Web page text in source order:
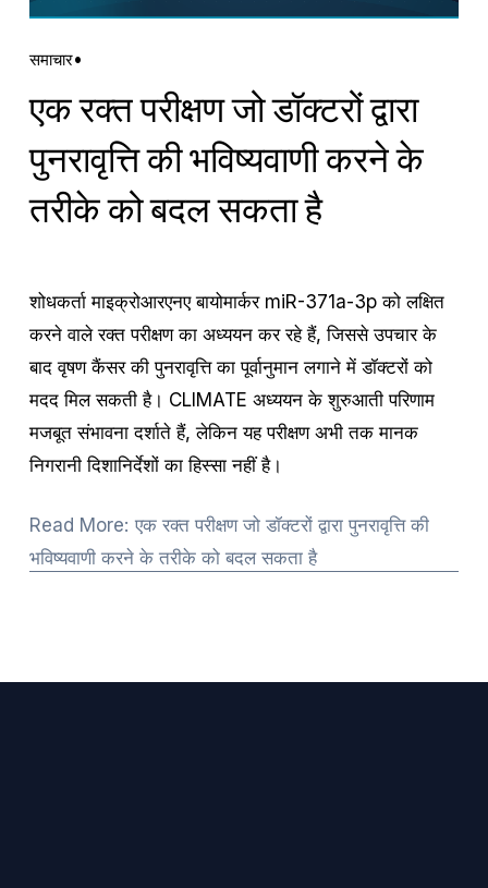
समाचार
एक रक्त परीक्षण जो डॉक्टरों द्वारा
पुनरावृत्ति की भविष्यवाणी करने के
तरीके को बदल सकता है
शोधकर्ता माइक्रोआरएनए बायोमार्कर miR-371a-3p को लक्षित
करने वाले रक्त परीक्षण का अध्ययन कर रहे हैं, जिससे उपचार के
बाद वृषण कैंसर की पुनरावृत्ति का पूर्वानुमान लगाने में डॉक्टरों को
मदद मिल सकती है। CLIMATE अध्ययन के शुरुआती परिणाम
मजबूत संभावना दर्शाते हैं, लेकिन यह परीक्षण अभी तक मानक
निगरानी दिशानिर्देशों का हिस्सा नहीं है।
Read More: एक रक्त परीक्षण जो डॉक्टरों द्वारा पुनरावृत्ति की
भविष्यवाणी करने के तरीके को बदल सकता है